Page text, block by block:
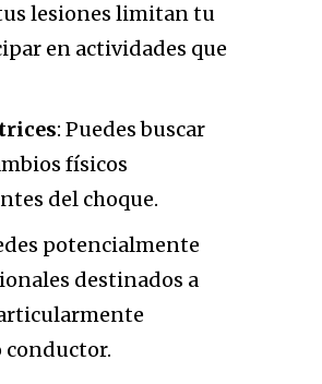
lesiones limitan tu
en actividades que
: Puedes buscar
físicos
del choque.
potencialmente
destinados a